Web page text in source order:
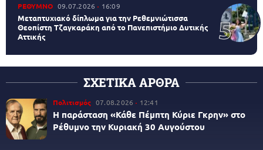
ΡΕΘΥΜΝΟ 09.07.2026 16:09
Μεταπτυχιακό δίπλωμα για την Ρεθεμνιώτισσα
Θεοπίστη Τζαγκαράκη από το Πανεπιστήμιο Δυτικής
Αττικής
ΣΧΕΤΙΚΑ ΑΡΘΡΑ
Πολιτισμός 07.08.2026 12:41
Η παράσταση «Κάθε Πέμπτη Κύριε Γκρην» στο
Ρέθυμνο την Κυριακή 30 Αυγούστου